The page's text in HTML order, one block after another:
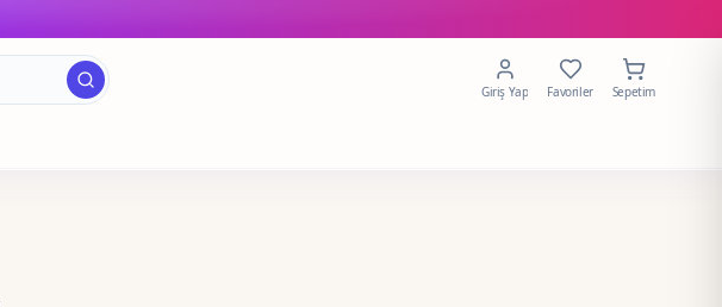
Giriş Yap Favoriler Sepetim